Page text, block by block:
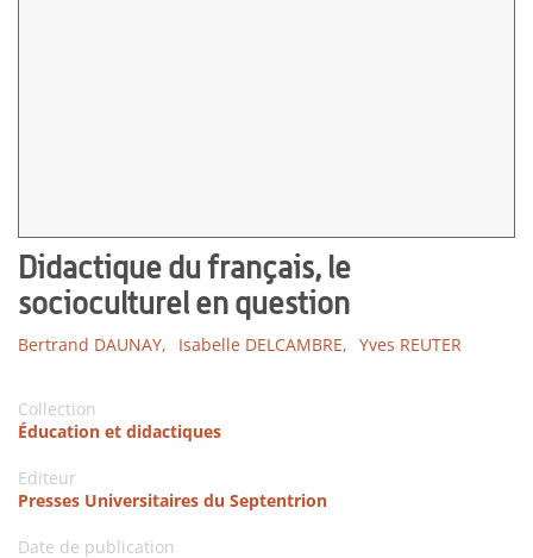
Didactique du français, le
socioculturel en question
Bertrand DAUNAY, Isabelle DELCAMBRE, Yves REUTER
Collection
Éducation et didactiques
Editeur
Presses Universitaires du Septentrion
Date de publication